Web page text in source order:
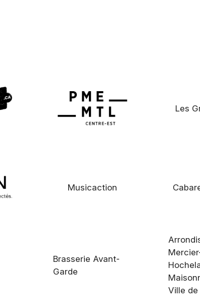
Les
Musicaction
Brasserie Avant-
Garde
Ville